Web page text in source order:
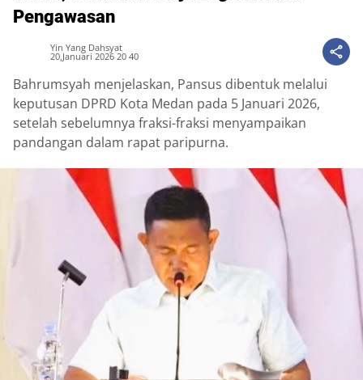
Pengawasan
Yin Yang Dahsyat
20,Januari 2026 20 40
Bahrumsyah menjelaskan, Pansus dibentuk melalui
keputusan DPRD Kota Medan pada 5 Januari 2026,
setelah sebelumnya fraksi-fraksi menyampaikan
pandangan dalam rapat paripurna.